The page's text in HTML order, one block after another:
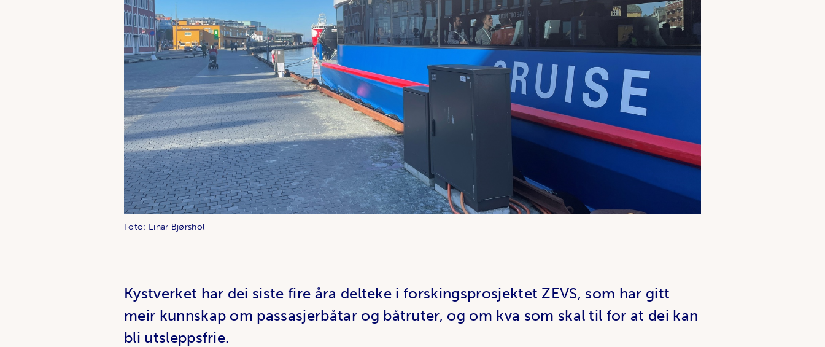
Foto: Einar Bjørshol
Kystverket har dei siste fire åra delteke i forskingsprosjektet ZEVS, som har gitt
meir kunnskap om passasjerbåtar og båtruter, og om kva som skal til for at dei kan
bli utsleppsfrie.